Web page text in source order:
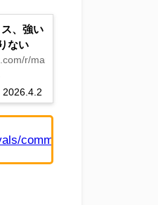
ス、強い
ない
2026.4.2
r/marvelrivals/comments/
comments/1spftzp/